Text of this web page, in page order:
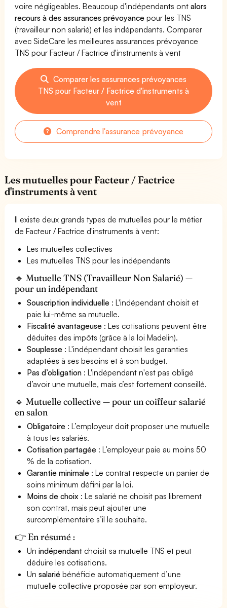
voire négligeables. Beaucoup d'indépendants ontalors
recours à des assurances prévoyance pour les TNS
(travailleur non salarié) et les indépendants. Comparer
avec SideCare les meilleures assurances prévoyance
TNS pour Facteur / Factrice d'instruments à vent
Comparer les assurances prévoyances
TNS pour Facteur / Factrice d'instruments à
vent
Comprendre l'assurance prévoyance
Les mutuelles pour Facteur / Factrice
d'instruments à vent
Il existe deux grands types de mutuelles pour le métier
de Facteur / Factrice d'instruments à vent:
Les mutuelles collectives
Les mutuelles TNS pour les indépendants
🔹 Mutuelle TNS (Travailleur Non Salarié) —
pour un indépendant
Souscription individuelle : L'indépendant choisit et
paie lui-même sa mutuelle.
Fiscalité avantageuse : Les cotisations peuvent être
déduites des impôts (grâce à la loi Madelin).
Souplesse : L'indépendant choisit les garanties
adaptées à ses besoins et à son budget.
Pas d’obligation : L'indépendant n'est pas obligé
d’avoir une mutuelle, mais c’est fortement conseillé.
🔹 Mutuelle collective — pour un coiffeur salarié
en salon
Obligatoire : L’employeur doit proposer une mutuelle
à tous les salariés.
Cotisation partagée : L’employeur paie au moins 50
% de la cotisation.
Garantie minimale : Le contrat respecte un panier de
soins minimum défini par la loi.
Moins de choix : Le salarié ne choisit pas librement
son contrat, mais peut ajouter une
surcomplémentaire s’il le souhaite.
👉 En résumé :
Unindépendant choisit sa mutuelle TNS et peut
déduire les cotisations.
Unsalarié bénéficie automatiquement d’une
mutuelle collective proposée par son employeur.